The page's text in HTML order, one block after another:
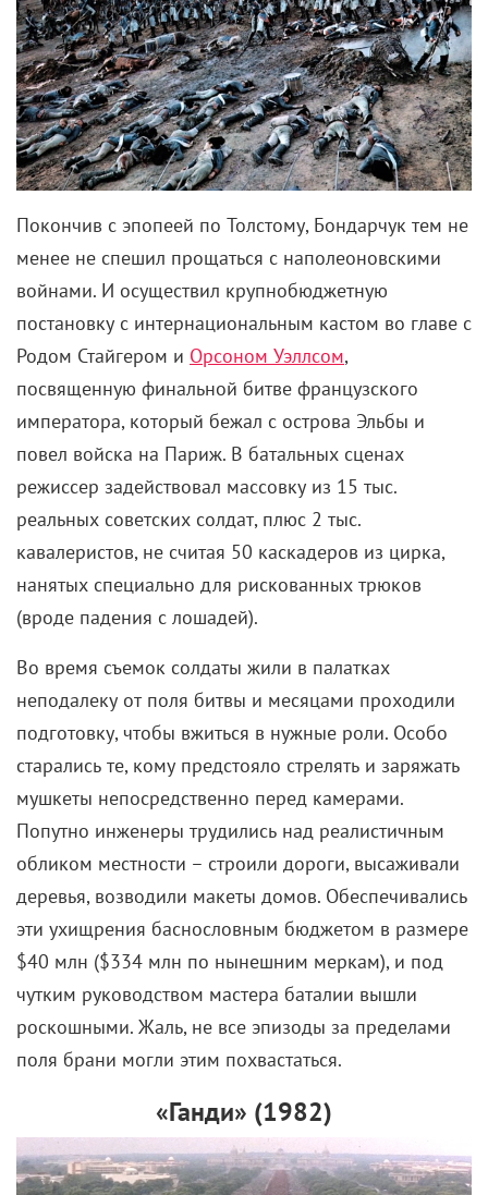
Покончив с эпопеей по Толстому, Бондарчук тем не
менее не спешил прощаться с наполеоновскими
войнами. И осуществил крупнобюджетную
постановку с интернациональным кастом во главе с
Родом Стайгером и Орсоном Уэллсом,
посвященную финальной битве французского
императора, который бежал с острова Эльбы и
повел войска на Париж. В батальных сценах
режиссер задействовал массовку из 15 тыс.
реальных советских солдат, плюс 2 тыс.
кавалеристов, не считая 50 каскадеров из цирка,
нанятых специально для рискованных трюков
(вроде падения с лошадей).
Во время съемок солдаты жили в палатках
неподалеку от поля битвы и месяцами проходили
подготовку, чтобы вжиться в нужные роли. Особо
старались те, кому предстояло стрелять и заряжать
мушкеты непосредственно перед камерами.
Попутно инженеры трудились над реалистичным
обликом местности – строили дороги, высаживали
деревья, возводили макеты домов. Обеспечивались
эти ухищрения баснословным бюджетом в размере
$40 млн ($334 млн по нынешним меркам), и под
чутким руководством мастера баталии вышли
роскошными. Жаль, не все эпизоды за пределами
поля брани могли этим похвастаться.
«Ганди» (1982)